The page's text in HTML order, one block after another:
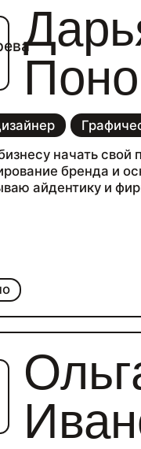
начать свой
бренда и
айдентику и